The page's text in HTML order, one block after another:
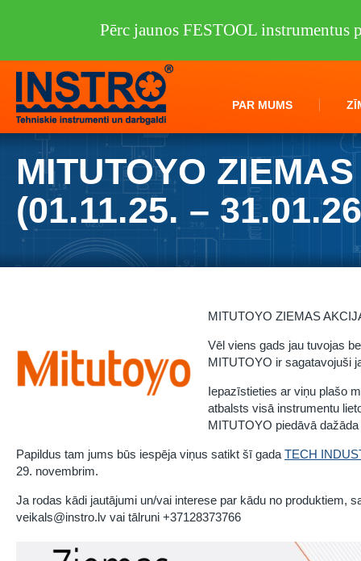
PAR MUMS
MITUTOYO
(01.11.25. –
MITUTOYO ZIEMAS
Vēl viens gads jau tuvojas
MITUTOYO ir sagatavojuši
Iepazīstieties ar viņu plašo
atbalsts visā instrumentu
MITUTOYO piedāvā
Papildus tam jums būs iespēja viņus satikt šī gada TECH
29. novembrim.
Ja rodas kādi jautājumi un/vai interese par kādu no produktiem,
veikals@instro.lv vai tālruni +37128373766
Pērc jaunos FESTOOL instrumentus